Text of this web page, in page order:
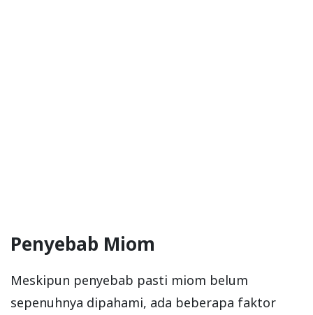
Penyebab Miom
Meskipun penyebab pasti miom belum
sepenuhnya dipahami, ada beberapa faktor